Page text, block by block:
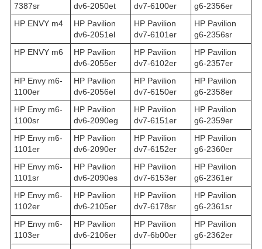
7387sr
dv6-2050et
dv7-6100er
g6-2356er
HP ENVY m4
HP Pavilion
dv6-2051el
HP Pavilion
dv7-6101er
HP Pavilion
g6-2356sr
HP ENVY m6
HP Pavilion
dv6-2055er
HP Pavilion
dv7-6102er
HP Pavilion
g6-2357er
HP Envy m6-
1100er
HP Pavilion
dv6-2056el
HP Pavilion
dv7-6150er
HP Pavilion
g6-2358er
HP Envy m6-
1100sr
HP Pavilion
dv6-2090eg
HP Pavilion
dv7-6151er
HP Pavilion
g6-2359er
HP Envy m6-
1101er
HP Pavilion
dv6-2090er
HP Pavilion
dv7-6152er
HP Pavilion
g6-2360er
HP Envy m6-
1101sr
HP Pavilion
dv6-2090es
HP Pavilion
dv7-6153er
HP Pavilion
g6-2361er
HP Envy m6-
1102er
HP Pavilion
dv6-2105er
HP Pavilion
dv7-6178sr
HP Pavilion
g6-2361sr
HP Envy m6-
1103er
HP Pavilion
dv6-2106er
HP Pavilion
dv7-6b00er
HP Pavilion
g6-2362er